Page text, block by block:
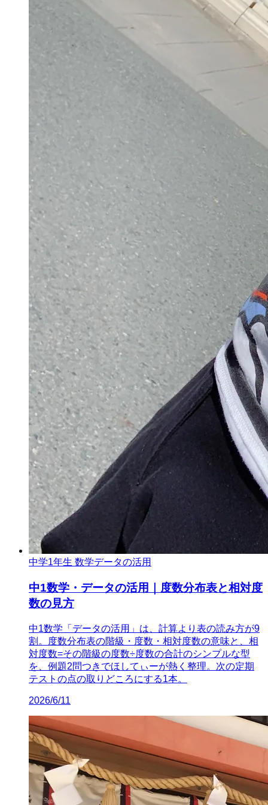
中学1年生 数学データの活用
中1数学・データの活用｜度数分布表と相対度
数の見方
中1数学「データの活用」は、計算より表の読み方が9
割。度数分布表の階級・度数・相対度数の意味と、相
対度数=その階級の度数÷度数の合計のシンプルな型
を、例題2問つきでほしてぃーが熱く整理。次の定期
テストの点の取りどころにする1本。
2026/6/11